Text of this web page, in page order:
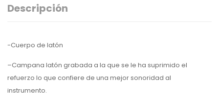
Descripción
-Cuerpo de latón
–Campana latón grabada a la que se le ha suprimido el
refuerzo lo que confiere de una mejor sonoridad al
instrumento.